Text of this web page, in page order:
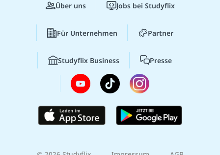
Über uns Jobs bei Studyflix
Für Unternehmen Partner
Studyflix Business Presse